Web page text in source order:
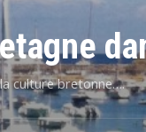
culture bretonne….